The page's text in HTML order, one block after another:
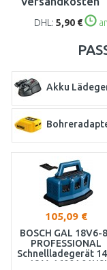
12
DHL: 5,90 €
Akku
105,09 €
BOSCH GAL 18V6-
PROFESSIONAL
Schnellladegerät
- 18 V, 1600A01U9L